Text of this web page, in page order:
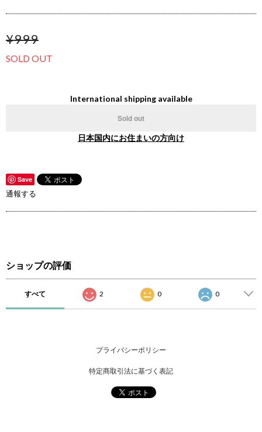
¥999
SOLD OUT
International shipping available
Sold out
日本国内にお住まいの方向け
Save
通報する
ショップの評価
すべて 2 0 0
プライバシーポリシー
特定商取引法に基づく表記